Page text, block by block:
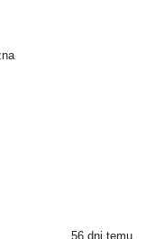
56 dni temu